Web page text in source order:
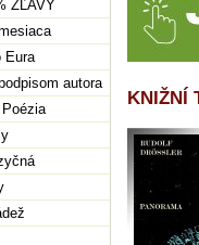
KNIŽNÍ
ZĽAVY
Eura
autora